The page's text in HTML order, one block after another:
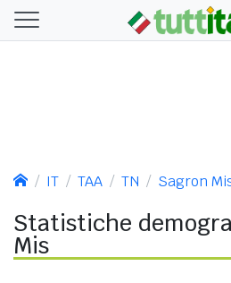
IT TAA TN Sagron
Statistiche
Mis